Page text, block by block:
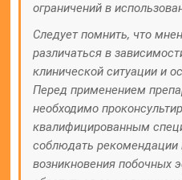
ограничений в
Следует помнить, что
различаться в
клинической ситуации и
Перед применением
необходимо
квалифицированным
соблюдать
возникновения побочных